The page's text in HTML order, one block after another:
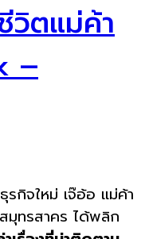
วิตแม่ค้า
–
รกิจใหม่ เจ๊อ้อ แม่ค้า
มุทรสาคร ได้พลิก